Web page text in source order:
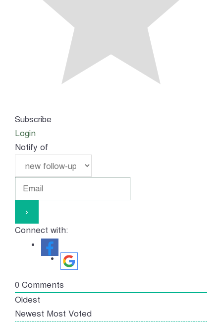
Subscribe
Login
Notify of
Connect with:
0 Comments
Oldest
Newest Most Voted